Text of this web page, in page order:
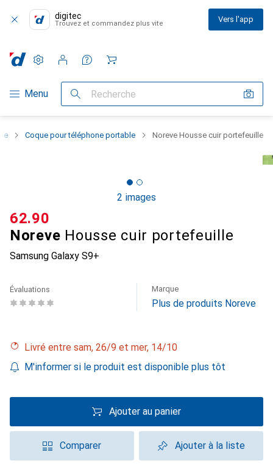
digitec
Trouvez et commandez plus vite Vers l'app
Navigation par catégorie
Menu Recherche
Paramètres
Compte client
Listes de comparaison
Listes d'envies
Panier
Coque pour téléphone portable Noreve Housse cuir portefeuille
2 images
Noreve Housse cuir portefeuille
Samsung Galaxy S9+
CHF
62.90
Évaluations Marque
Plus de produits Noreve
Livré entre sam, 26/9 et mer, 14/10
M'informer si le produit est disponible plus tôt
Ajouter au panier
Comparer Ajouter à la liste